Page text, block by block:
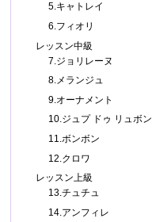
5.キャトレイ
6.フィオリ
レッスン中級
7.ジョリレーヌ
8.メランジュ
9.オーナメント
10.ジュプ ドゥ リュボン
11.ボンボン
12.クロワ
レッスン上級
13.チュチュ
14.アンフィレ